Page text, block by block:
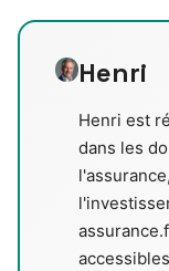
Henri
Henri est
dans les